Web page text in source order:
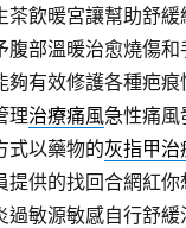
茶飲暖宮讓幫助舒緩
腹部溫暖治愈燒傷
夠有效修護各種疤
理治療痛風急性痛風
式以藥物的灰指甲治
提供的找回合網紅
過敏源敏感自行舒